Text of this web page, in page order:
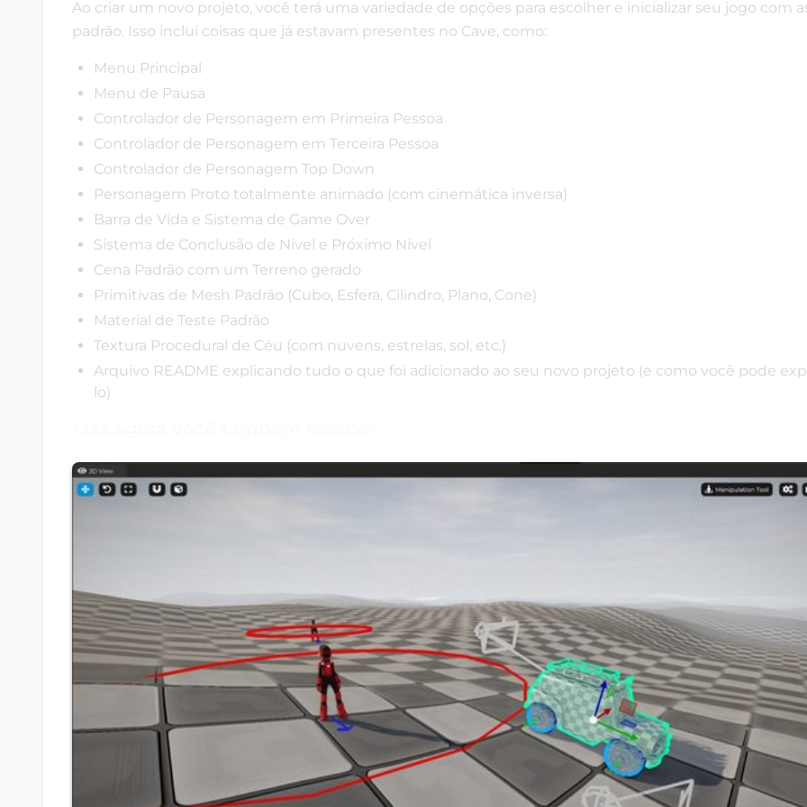
Ao criar um novo projeto, você terá uma variedade de opções para escolher e inicializar seu jogo com
padrão. Isso inclui coisas que já estavam presentes no Cave, como:
Menu Principal
Menu de Pausa
Controlador de Personagem em Primeira Pessoa
Controlador de Personagem em Terceira Pessoa
Controlador de Personagem Top Down
Personagem Proto totalmente animado (com cinemática inversa)
Barra de Vida e Sistema de Game Over
Sistema de Conclusão de Nível e Próximo Nível
Cena Padrão com um Terreno gerado
Primitivas de Mesh Padrão (Cubo, Esfera, Cilindro, Plano, Cone)
Material de Teste Padrão
Textura Procedural de Céu (com nuvens, estrelas, sol, etc.)
Arquivo README explicando tudo o que foi adicionado ao seu novo projeto (e como você pode
lo)